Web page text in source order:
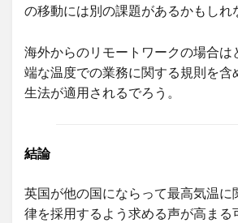
の移動には別の課題があるかもしれ
海外からのリモートワークの場合は
端な温度での業務に関する規則を含
生法が適用されるでろう。
結論
英国が他の国にならって最高気温に
律を採用するよう求める声が高まる